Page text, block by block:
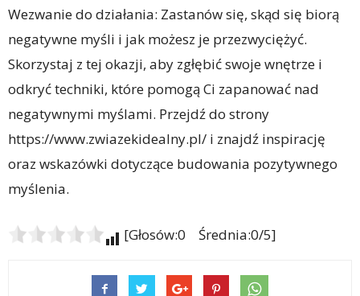
Wezwanie do działania: Zastanów się, skąd się biorą
negatywne myśli i jak możesz je przezwyciężyć.
Skorzystaj z tej okazji, aby zgłębić swoje wnętrze i
odkryć techniki, które pomogą Ci zapanować nad
negatywnymi myślami. Przejdź do strony
https://www.zwiazekidealny.pl/ i znajdź inspirację
oraz wskazówki dotyczące budowania pozytywnego
myślenia.
[Głosów:0 Średnia:0/5]